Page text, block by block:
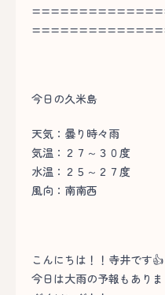
今日の久米島
天気：曇り時々雨
気温：２７～３０度
水温：２５～２７度
風向：南南西
こんにちは！！寺井です👍
今日は大雨の予報もあり